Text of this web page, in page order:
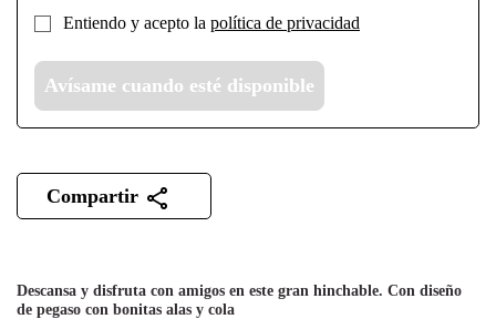
Descansa y disfruta con amigos en este gran hinchable. Con diseño
de pegaso con bonitas alas y cola
Entiendo y acepto la política de privacidad
Avísame cuando esté disponible
Compartir